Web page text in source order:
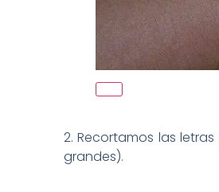
2. Recortamos las
grandes).